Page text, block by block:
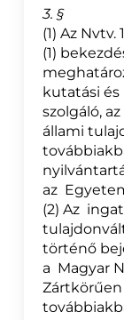
3. §
(1) Az Nvtv.
(1)
kutatási
szolgáló,
állami
az
(2) Az
történő
a Magyar
Zártkörűen